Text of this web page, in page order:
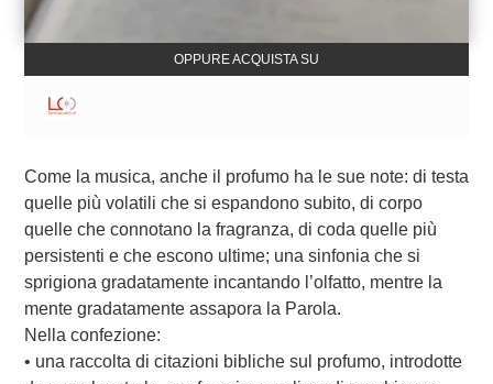
OPPURE ACQUISTA SU
Come la musica, anche il profumo ha le sue note: di testa
quelle più volatili che si espandono subito, di corpo
quelle che connotano la fragranza, di coda quelle più
persistenti e che escono ultime; una sinfonia che si
sprigiona gradatamente incantando l’olfatto, mentre la
mente gradatamente assapora la Parola.
Nella confezione:
• una raccolta di citazioni bibliche sul profumo, introdotte